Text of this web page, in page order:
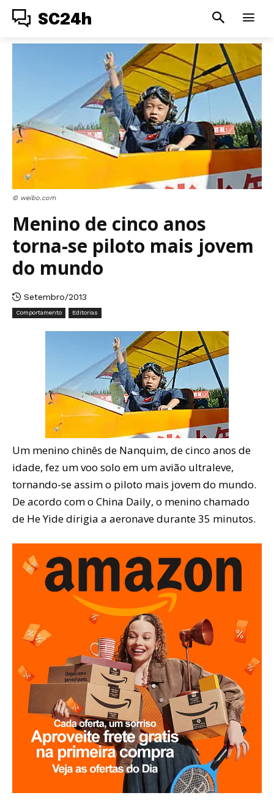
SC24h
© weibo.com
Menino de cinco anos
torna-se piloto mais jovem
do mundo
Setembro/2013
Comportamento Editorias
Um menino chinês de Nanquim, de cinco anos de
idade, fez um voo solo em um avião ultraleve,
tornando-se assim o piloto mais jovem do mundo.
De acordo com o China Daily, o menino chamado
de He Yide dirigia a aeronave durante 35 minutos.